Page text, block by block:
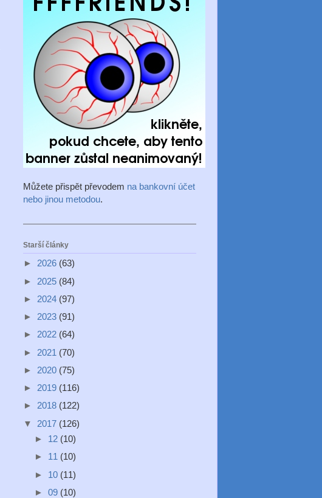
Můžete přispět převodem na bankovní účet
nebo jinou metodou.
Starší články
► 2026 (63)
► 2025 (84)
► 2024 (97)
► 2023 (91)
► 2022 (64)
► 2021 (70)
► 2020 (75)
► 2019 (116)
► 2018 (122)
▼ 2017 (126)
► 12 (10)
► 11 (10)
► 10 (11)
► 09 (10)